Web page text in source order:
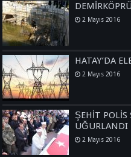
2 Mayıs 2016
HATAY’DA
2 Mayıs 2016
ŞEHİT POLİS
UĞURLANDI
2 Mayıs 2016